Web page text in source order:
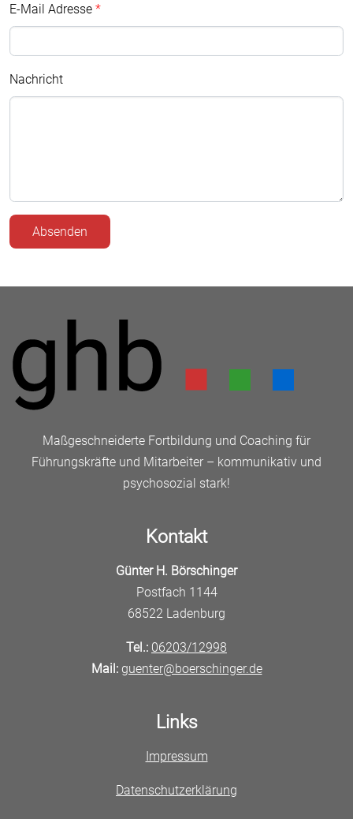
E-Mail Adresse
Nachricht
Absenden
Maßgeschneiderte Fortbildung und Coaching für
Führungskräfte und Mitarbeiter – kommunikativ und
psychosozial stark!
Kontakt
Günter H. Börschinger
Postfach 1144
68522 Ladenburg
Tel.: 06203/12998
Mail: guenter@boerschinger.de
Links
Impressum
Datenschutzerklärung